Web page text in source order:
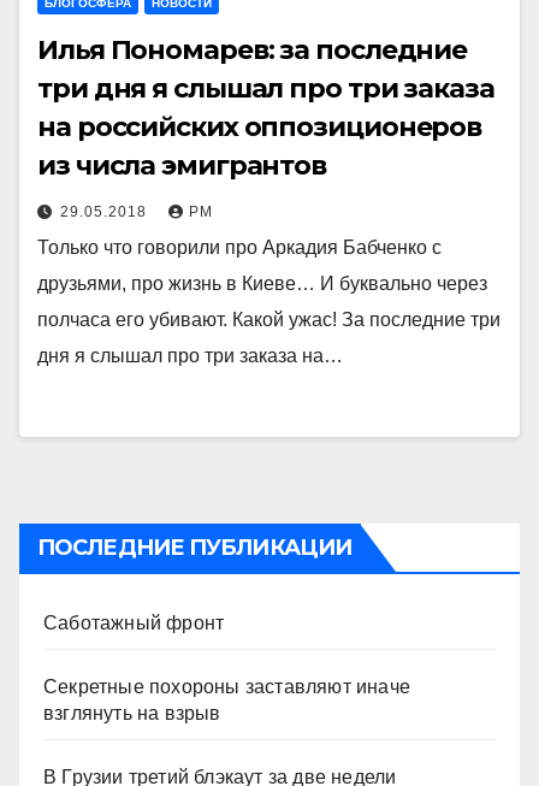
БЛОГОСФЕРА НОВОСТИ
Илья Пономарев: за последние
три дня я слышал про три заказа
на российских оппозиционеров
из числа эмигрантов
29.05.2018 РМ
Только что говорили про Аркадия Бабченко с
друзьями, про жизнь в Киеве… И буквально через
полчаса его убивают. Какой ужас! За последние три
дня я слышал про три заказа на…
ПОСЛЕДНИЕ ПУБЛИКАЦИИ
Саботажный фронт
Секретные похороны заставляют иначе
взглянуть на взрыв
В Грузии третий блэкаут за две недели